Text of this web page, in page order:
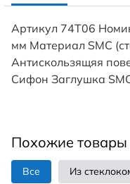
Артикул 74T06
мм Материал SMC
Антискользящяя
Сифон Заглушка
Похожие товары
Все Из